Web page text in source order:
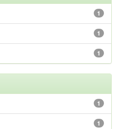
1
1
1
1
1